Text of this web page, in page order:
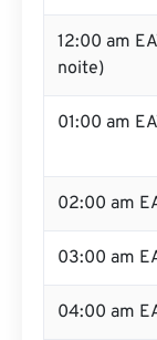
12:00 am
noite)
01:00 am
02:00 am
03:00 am
04:00 am